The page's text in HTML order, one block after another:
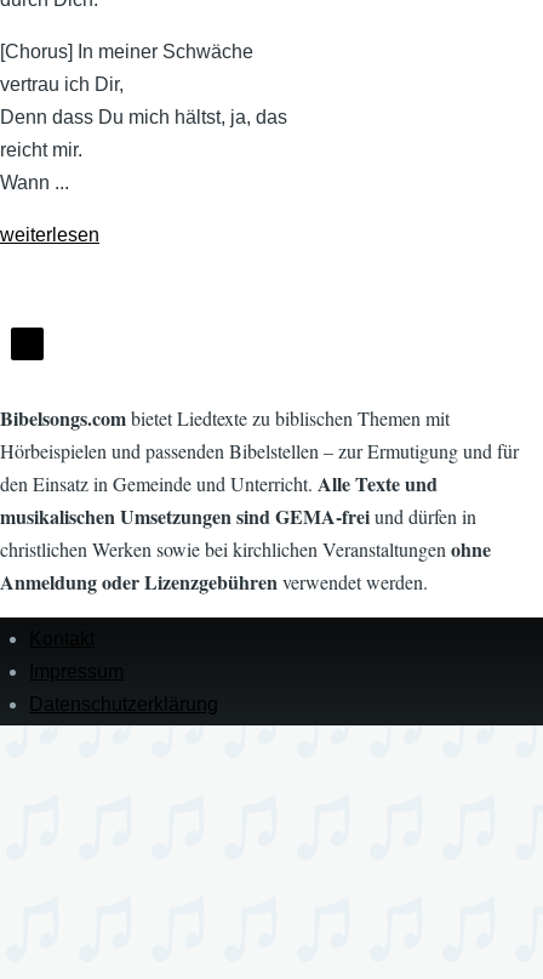
[Chorus] In meiner Schwäche
vertrau ich Dir,
Denn dass Du mich hältst, ja, das
reicht mir.
Wann ...
weiterlesen
Bibelsongs.combietet Liedtexte zu biblischen Themen mit
Hörbeispielen und passenden Bibelstellen – zur Ermutigung und für
den Einsatz in Gemeinde und Unterricht. Alle Texte und
musikalischen Umsetzungen sind GEMA-freiund dürfen in
christlichen Werken sowie bei kirchlichen Veranstaltungenohne
Anmeldung oder Lizenzgebührenverwendet werden.
Menü
in
Fußzeile
Impressum
Datenschutz­erklärung